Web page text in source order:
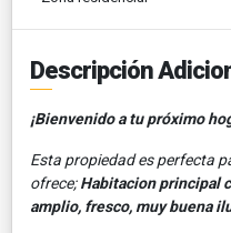
Descripción
¡Bienvenido a tu próximo
Esta propiedad es perfecta
ofrece;Habitacion principal
amplio, fresco, muy buena